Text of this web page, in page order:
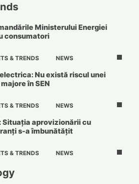
Ministerului Energiei
consumatori
& TRENDS NEWS
Nu există riscul unei
în SEN
& TRENDS NEWS
Situația aprovizionării cu
s-a îmbunătățit
& TRENDS NEWS